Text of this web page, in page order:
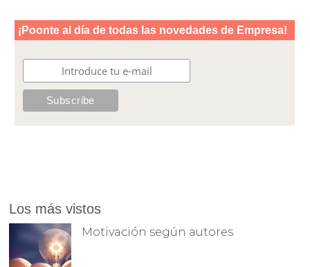
Los más vistos
Motivación según autores